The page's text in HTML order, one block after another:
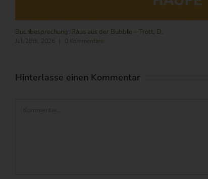
Buchbesprechung: Raus aus der Bubble – Trott, D.
Juli 28th, 2026 0 Kommentare
Hinterlasse einen Kommentar